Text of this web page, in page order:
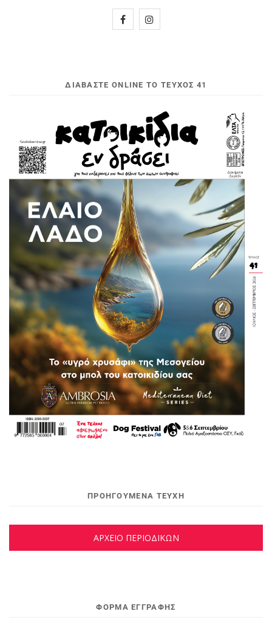
ΔΙΑΒΆΣΤΕ ONLINE ΤΟ ΤΕΎΧΟΣ 41
ΠΡΟΗΓΟΥΜΕΝΑ ΤΕΥΧΗ
ΑΡΧΕΙΟ ΠΕΡΙΟΔΙΚΩΝ
ΦΌΡΜΑ ΕΓΓΡΑΦΉΣ